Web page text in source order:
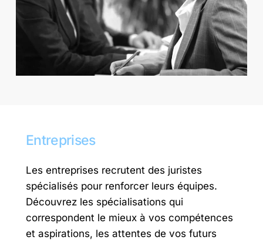
Entreprises
Les entreprises recrutent des juristes
spécialisés pour renforcer leurs équipes.
Découvrez les spécialisations qui
correspondent le mieux à vos compétences
et aspirations, les attentes de vos futurs